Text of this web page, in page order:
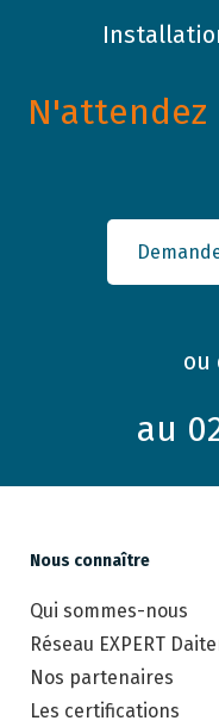
ou
au
Nous connaître
Qui sommes-nous
Réseau EXPERT
Nos partenaires
Les certifications